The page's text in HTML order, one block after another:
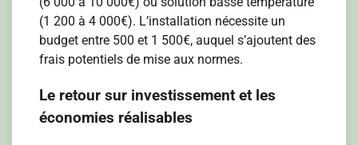
(1 200 à 4 000€). L’installation nécessite un
budget entre 500 et 1 500€, auquel s’ajoutent des
frais potentiels de mise aux normes.
Le retour sur investissement et les
économies réalisables